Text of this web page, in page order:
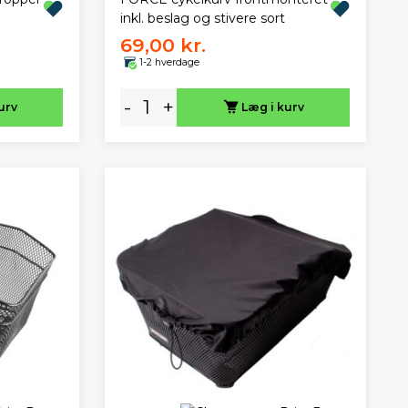
inkl. beslag og stivere sort
69,00 kr.
1-2 hverdage
- + Læg i kurv